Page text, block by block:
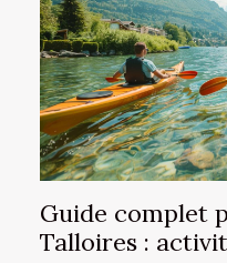
Guide complet
Talloires :